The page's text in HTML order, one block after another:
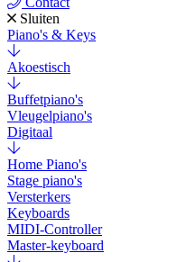
Sluiten
Piano's & Keys
Akoestisch
Buffetpiano's
Vleugelpiano's
Digitaal
Home Piano's
Stage piano's
Versterkers
Keyboards
MIDI-Controller
Master-keyboard